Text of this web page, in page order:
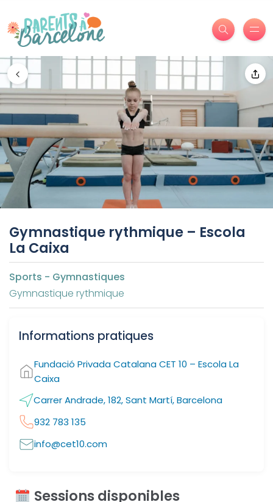
Gymnastique rythmique – Escola
La Caixa
Sports - Gymnastiques
Gymnastique rythmique
Informations pratiques
Fundació Privada Catalana CET 10 – Escola La
Caixa
Carrer Andrade, 182, Sant Martí, Barcelona
932 783 135
info@cet10.com
Sessions disponibles